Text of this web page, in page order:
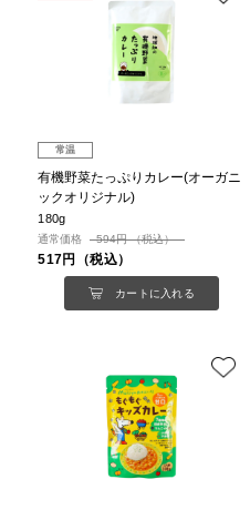
常温
有機野菜たっぷりカレー(オーガニ
ックオリジナル)
180g
通常価格 594円 （税込）
517円（税込）
カートに入れる